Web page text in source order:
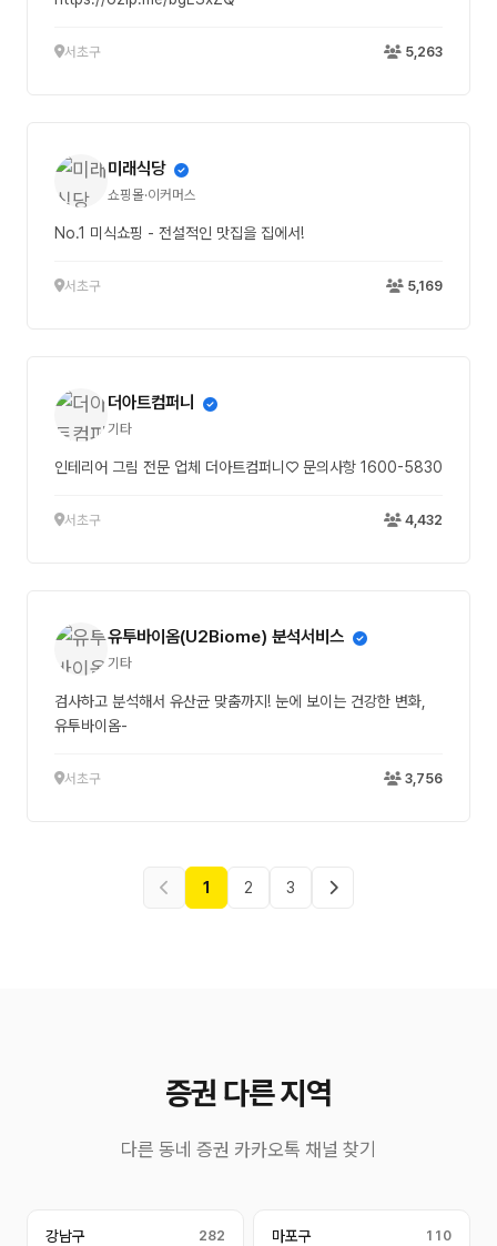
서초구 5,263
미래식당
쇼핑몰·이커머스
No.1 미식쇼핑 - 전설적인 맛집을 집에서!
서초구 5,169
더아트컴퍼니
기타
인테리어 그림 전문 업체 더아트컴퍼니♡ 문의사항 1600-5830
서초구 4,432
유투바이옴(U2Biome) 분석서비스
기타
검사하고 분석해서 유산균 맞춤까지! 눈에 보이는 건강한 변화,
유투바이옴-
서초구 3,756
1 2 3
증권 다른 지역
다른 동네 증권 카카오톡 채널 찾기
강남구 282 마포구 110